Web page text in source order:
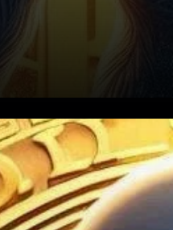
Le conflit